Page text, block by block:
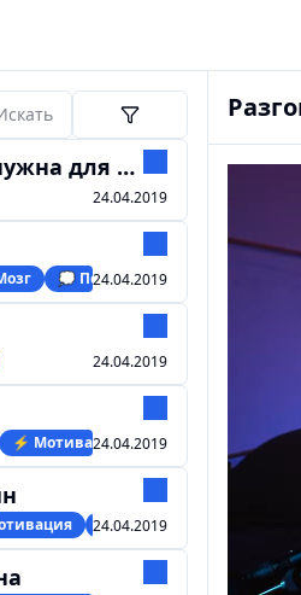
24.04.2019
💭 Психология
24.04.2019
24.04.2019
⚡️ Мотивация24.04.2019
🧠 Мозг
24.04.2019